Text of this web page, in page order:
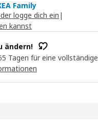
Family
logge dich ein |
kannst
ändern!
Tagen für eine vollständige